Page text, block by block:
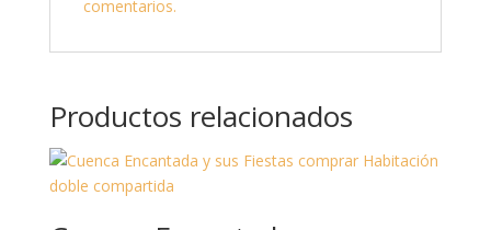
comentarios.
Productos relacionados